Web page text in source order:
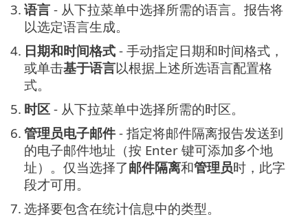
3. 语言 - 从下拉菜单中选择所需的语言。报告将
以选定语言生成。
4. 日期和时间格式 - 手动指定日期和时间格式，
或单击基于语言以根据上述所选语言配置格
式。
5. 时区 - 从下拉菜单中选择所需的时区。
6. 管理员电子邮件 - 指定将邮件隔离报告发送到
的电子邮件地址（按 Enter 键可添加多个地
址）。仅当选择了邮件隔离和管理员时，此字
段才可用。
7. 选择要包含在统计信息中的类型。